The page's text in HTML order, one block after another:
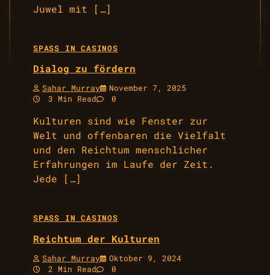
Juwel mit […]
SPASS IN CASINOS
Dialog zu fördern
Sahar Murray
November 7, 2025
3 Min Read
0
Kulturen sind wie Fenster zur
Welt und offenbaren die Vielfalt
und den Reichtum menschlicher
Erfahrungen im Laufe der Zeit.
Jede […]
SPASS IN CASINOS
Reichtum der Kulturen
Sahar Murray
Oktober 9, 2024
2 Min Read
0